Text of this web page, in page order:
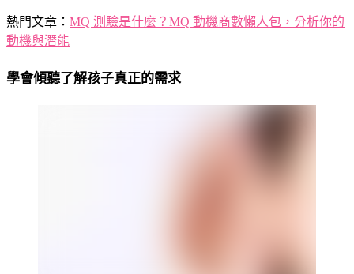
熱門文章： MQ 測驗是什麼？MQ 動機商數懶人包，分析你的
動機與潛能
學會傾聽了解孩子真正的需求